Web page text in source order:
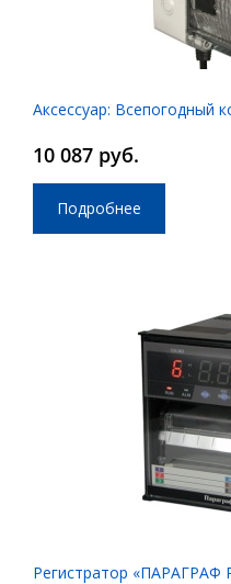
Аксессуар: Всепогодный
10 087 руб.
Подробнее
Регистратор «ПАРАГРАФ